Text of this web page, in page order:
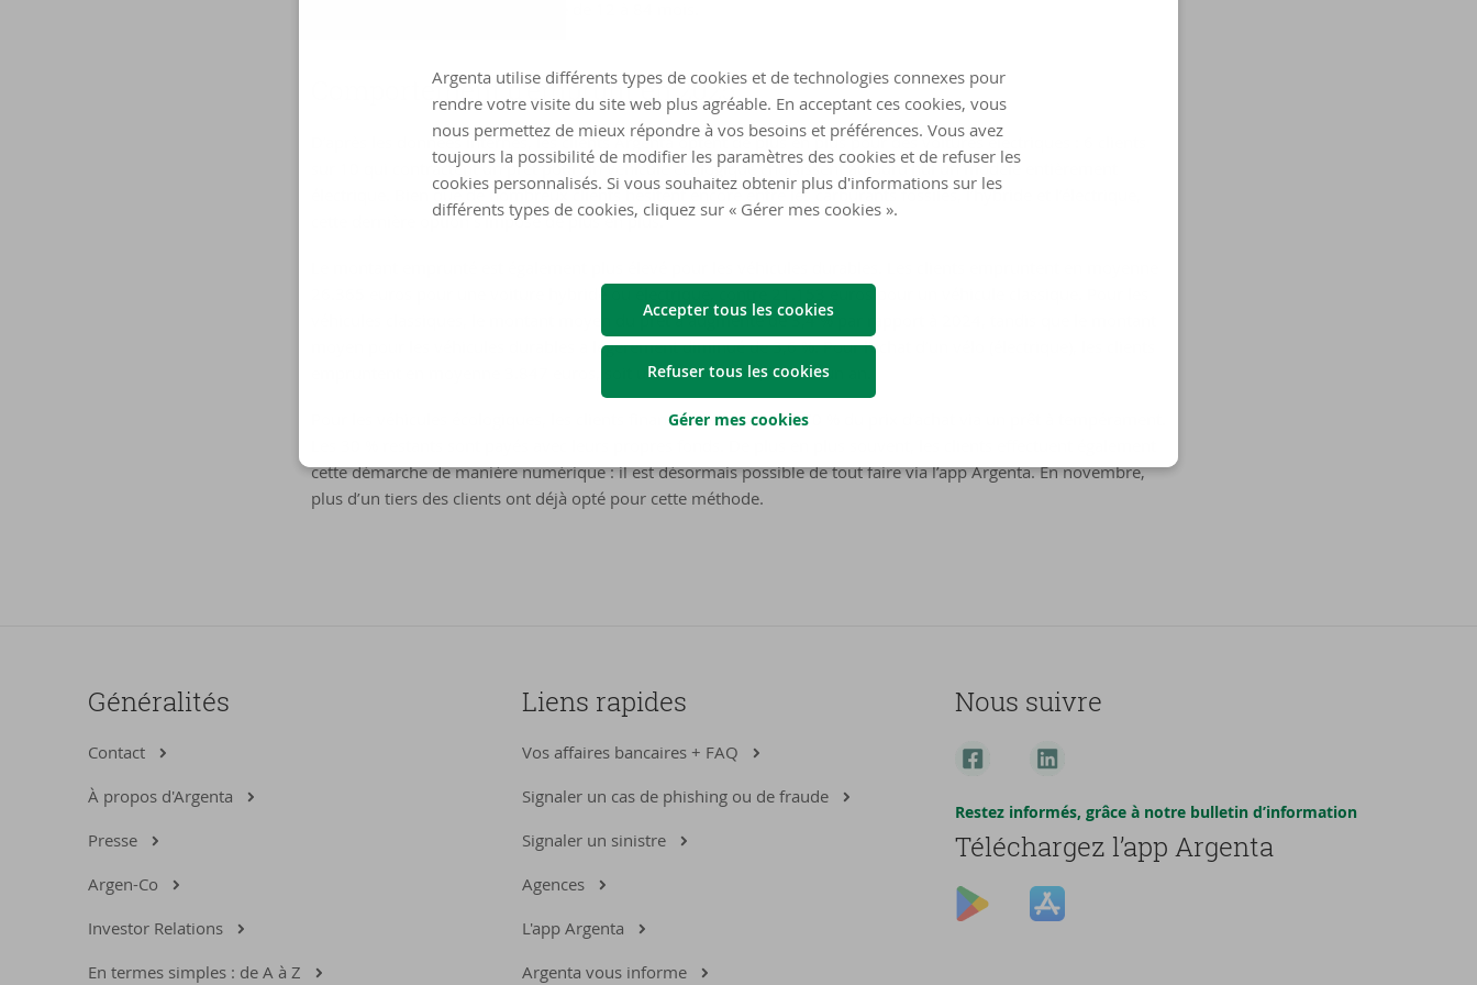
Argenta utilise différents types de cookies et de technologies connexes pour
rendre votre visite du site web plus agréable. En acceptant ces cookies, vous
nous permettez de mieux répondre à vos besoins et préférences. Vous avez
toujours la possibilité de modifier les paramètres des cookies et de refuser les
cookies personnalisés. Si vous souhaitez obtenir plus d'informations sur les
différents types de cookies, cliquez sur « Gérer mes cookies ».
Accepter tous les cookies
Refuser tous les cookies
Gérer mes cookies
Com­por­te­ment d’em­prunt en 2025
D’après les données internes, les clients Argenta optent de plus en plus pour des voitures électriques : 6 clients
sur 10 qui contractent un prêt pour un véhicule écologique choisissent aujourd’hui un modèle entièrement
électrique. Bien que de nombreux clients hésitent encore entre les carburants fossiles, l’hybride et l’électrique,
cette dernière option s’impose de plus en plus.
26.365 euros pour une voiture hybride ou électrique, contre 21.153 euros pour un véhicule classique. Pour les
véhicules classiques, le montant moyen du prêt a augmenté de 3,4 % par rapport à 2024, tandis que le montant
moyen pour les véhicules durables a légèrement diminué de 3,6 %. Pour l’achat d’un vélo (électrique), les clients
empruntent en moyenne 3.847 euros, soit une hausse de 1,5 % sur un an.
Pour les véhicules écologiques, les clients financent en moyenne 70 % du prix d’achat via un prêt à tempérament.
cette démarche de manière numérique : il est désormais possible de tout faire via l’app Argenta. En novembre,
plus d’un tiers des clients ont déjà opté pour cette méthode.
Généralités
Contact
À propos d'Argenta
Presse
Argen-Co
Investor Relations
En termes simples : de A à Z
Liens rapides
Vos affaires bancaires + FAQ
Signaler un cas de phishing ou de fraude
Signaler un sinistre
Agences
L'app Argenta
Argenta vous informe
Nous suivre
Restez informés, grâce à notre bulletin d’information
Téléchargez l’app Argenta